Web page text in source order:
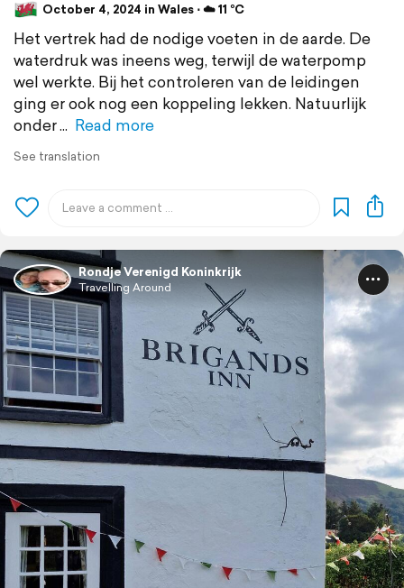
October 4, 2024 in Wales ⋅ ☁️ 11 °C
Het vertrek had de nodige voeten in de aarde. De
waterdruk was ineens weg, terwijl de waterpomp
wel werkte. Bij het controleren van de leidingen
ging er ook nog een koppeling lekken. Natuurlijk
onder
Read more
See translation
Rondje Verenigd Koninkrijk
Travelling Around